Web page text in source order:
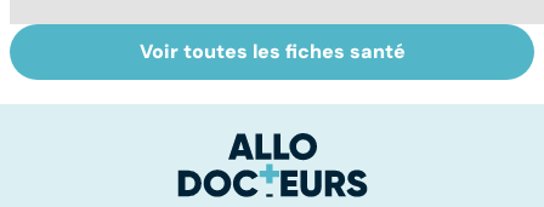
Femmes :
comment
Bien vivre la
ménopause
Voir toutes les fiches santé